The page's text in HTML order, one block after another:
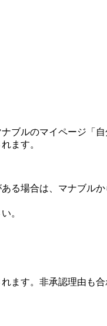
ブルのマイページ「
ます。
る場合は、マナブル
。
ます。非承認理由も合